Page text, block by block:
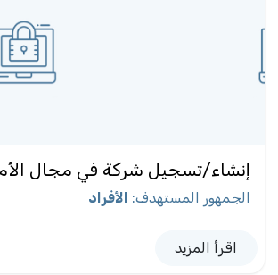
إنشاء/تسجيل شركة في مجال
الجمهور المستهدف: الأفراد
اقرأ المزيد